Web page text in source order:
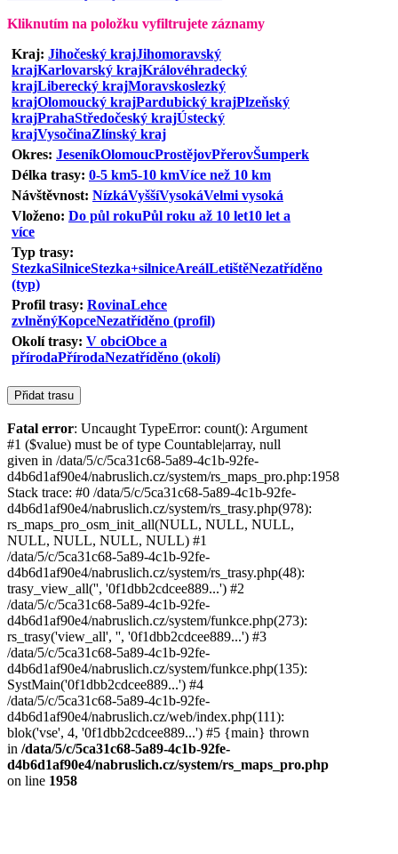
Kliknutím na položku vyfiltrujete záznamy
Kraj: Jihočeský krajJihomoravský
krajKarlovarský krajKrálovéhradecký
krajLiberecký krajMoravskoslezký
krajOlomoucký krajPardubický krajPlzeňský
krajPrahaStředočeský krajÚstecký
krajVysočinaZlínský kraj
Okres: JeseníkOlomoucProstějovPřerovŠumperk
Délka trasy: 0-5 km5-10 kmVíce než 10 km
Návštěvnost: NízkáVyššíVysokáVelmi vysoká
Vloženo: Do půl rokuPůl roku až 10 let10 let a
více
Typ trasy:
StezkaSilniceStezka+silniceAreálLetištěNezatříděno
(typ)
Profil trasy: RovinaLehce
zvlněnýKopceNezatříděno (profil)
Okolí trasy: V obciObce a
přírodaPřírodaNezatříděno (okolí)
Fatal error: Uncaught TypeError: count(): Argument
#1 ($value) must be of type Countable|array, null
given in /data/5/c/5ca31c68-5a89-4c1b-92fe-
d4b6d1af90e4/nabruslich.cz/system/rs_maps_pro.php:1958
Stack trace: #0 /data/5/c/5ca31c68-5a89-4c1b-92fe-
d4b6d1af90e4/nabruslich.cz/system/rs_trasy.php(978):
rs_maps_pro_osm_init_all(NULL, NULL, NULL,
NULL, NULL, NULL, NULL) #1
/data/5/c/5ca31c68-5a89-4c1b-92fe-
d4b6d1af90e4/nabruslich.cz/system/rs_trasy.php(48):
trasy_view_all('', '0f1dbb2cdcee889...') #2
/data/5/c/5ca31c68-5a89-4c1b-92fe-
d4b6d1af90e4/nabruslich.cz/system/funkce.php(273):
rs_trasy('view_all', '', '0f1dbb2cdcee889...') #3
/data/5/c/5ca31c68-5a89-4c1b-92fe-
d4b6d1af90e4/nabruslich.cz/system/funkce.php(135):
SystMain('0f1dbb2cdcee889...') #4
/data/5/c/5ca31c68-5a89-4c1b-92fe-
d4b6d1af90e4/nabruslich.cz/web/index.php(111):
blok('vse', 4, '0f1dbb2cdcee889...') #5 {main} thrown
in /data/5/c/5ca31c68-5a89-4c1b-92fe-
d4b6d1af90e4/nabruslich.cz/system/rs_maps_pro.php
on line 1958